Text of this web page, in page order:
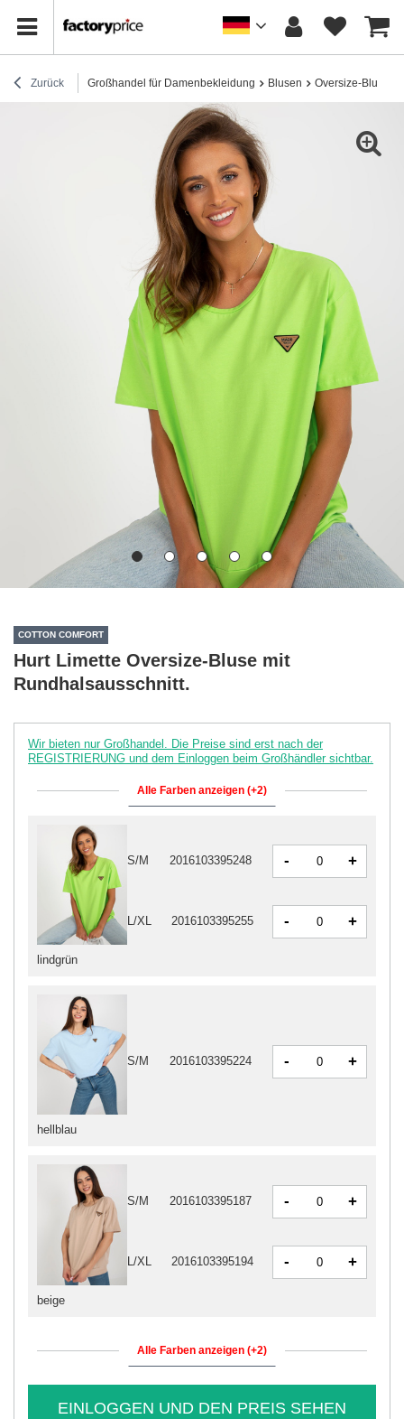
Zurück Großhandel für Damenbekleidung Blusen Oversize-Blusen
COTTON COMFORT
Hurt Limette Oversize-Bluse mit
Rundhalsausschnitt.
Wir bieten nur Großhandel. Die Preise sind erst nach der
REGISTRIERUNG und dem Einloggen beim Großhändler sichtbar.
Alle Farben anzeigen (+2)
hellblau
S/M 2016103395224 - +
beige
S/M 2016103395187 - +
L/XL 2016103395194 - +
lindgrün
S/M 2016103395248 - +
L/XL 2016103395255 - +
Alle Farben anzeigen (+2)
EINLOGGEN UND DEN PREIS SEHEN